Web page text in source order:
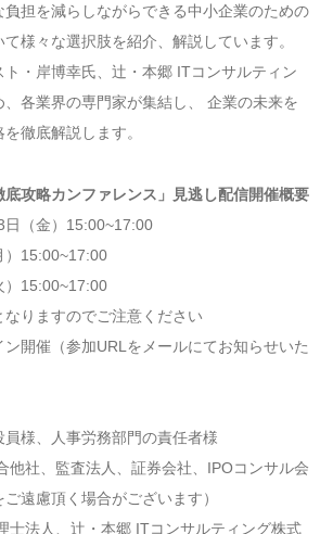
担を減らしながらできる中小企業のための
様々な選択肢を紹介、解説しています。
ト・岸博幸氏、辻・本郷 ITコンサルティン
、各業界の専門家が集結し、 企業の未来を
徹底解説します。
底攻略カンファレンス」見逃し配信開催概要
日（金）15:00~17:00
）15:00~17:00
）15:00~17:00
りますのでご注意ください
ン開催（参加URLをメールにてお知らせいた
様、人事労務部門の責任者様
他社、監査法人、証券会社、IPOコンサル会
遠慮頂く場合がございます）
士法人、辻・本郷 ITコンサルティング株式